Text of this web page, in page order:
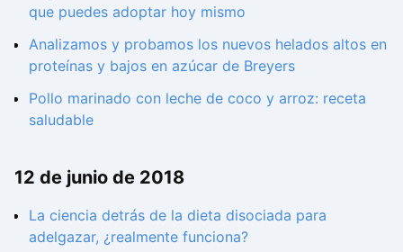
que puedes adoptar hoy mismo
Analizamos y probamos los nuevos helados altos en
proteínas y bajos en azúcar de Breyers
Pollo marinado con leche de coco y arroz: receta
saludable
12 de junio de 2018
La ciencia detrás de la dieta disociada para
adelgazar, ¿realmente funciona?